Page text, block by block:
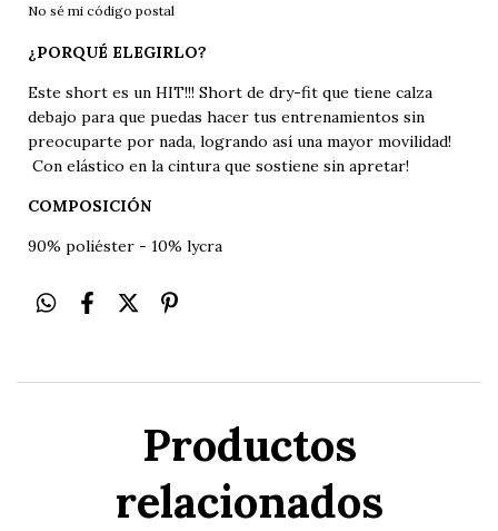
No sé mi código postal
¿PORQUÉ ELEGIRLO?
Este short es un HIT!!! Short de dry-fit que tiene calza
debajo para que puedas hacer tus entrenamientos sin
preocuparte por nada, logrando así una mayor movilidad!
Con elástico en la cintura que sostiene sin apretar!
COMPOSICIÓN
90% poliéster - 10% lycra
Productos
relacionados